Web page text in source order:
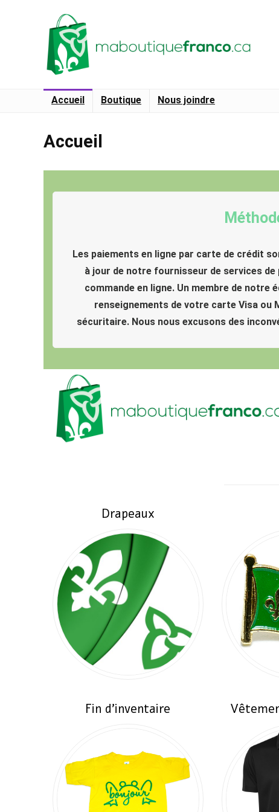
Accueil Boutique Nous joindre
Accueil
Les paiements en ligne par carte de crédit
à jour de notre fournisseur de services
commande en ligne. Un membre de notre
renseignements de votre carte Visa
sécuritaire. Nous nous excusons des
Drapeaux
Fin d'inventaire